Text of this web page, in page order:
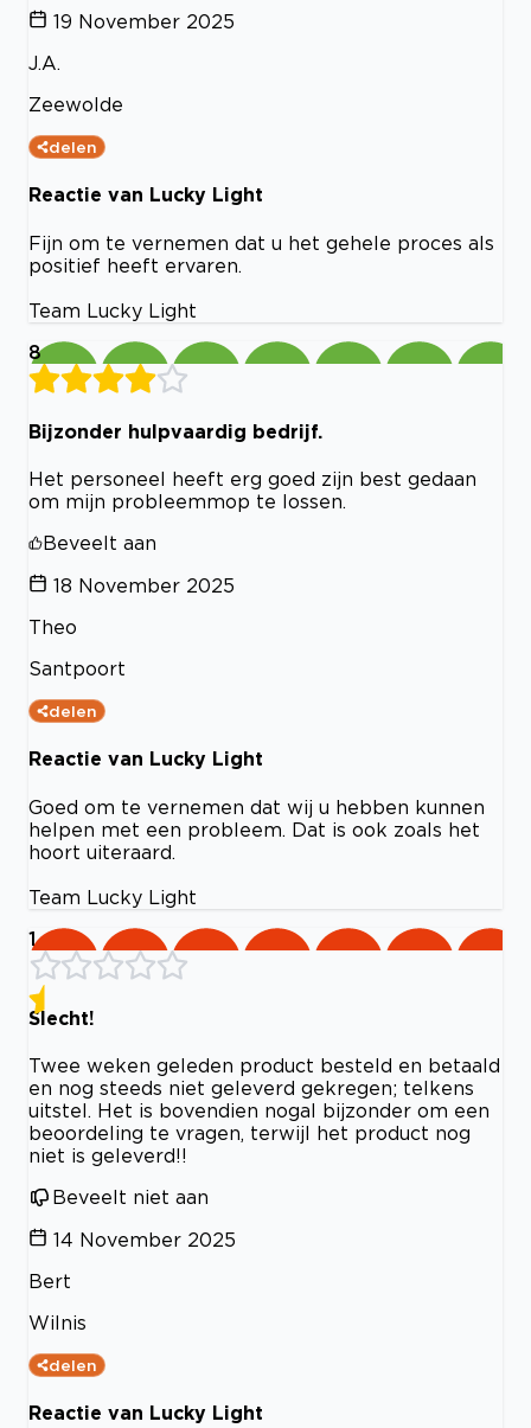
19 November 2025
J.A.
Zeewolde
delen
Reactie van Lucky Light
Fijn om te vernemen dat u het gehele proces als
positief heeft ervaren.
Team Lucky Light
8
Bijzonder hulpvaardig bedrijf.
Het personeel heeft erg goed zijn best gedaan
om mijn probleemmop te lossen.
Beveelt aan
18 November 2025
Theo
Santpoort
delen
Reactie van Lucky Light
Goed om te vernemen dat wij u hebben kunnen
helpen met een probleem. Dat is ook zoals het
hoort uiteraard.
Team Lucky Light
1
Slecht!
Twee weken geleden product besteld en betaald
en nog steeds niet geleverd gekregen; telkens
uitstel. Het is bovendien nogal bijzonder om een
beoordeling te vragen, terwijl het product nog
niet is geleverd!!
Beveelt niet aan
14 November 2025
Bert
Wilnis
delen
Reactie van Lucky Light